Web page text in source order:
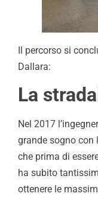
Il percorso si
Dallara:
La
Nel 2017
grande sogno con
che prima di
ha subito
ottenere le